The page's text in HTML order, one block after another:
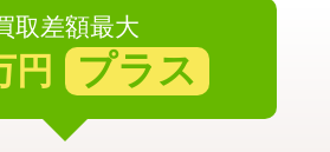
取差額最大
円 プラス